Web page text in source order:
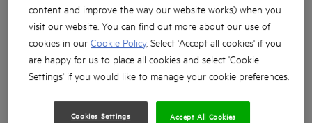
content and improve the way our website works) when you
visit our website. You can find out more about our use of
cookies in ourCookie Policy. Select 'Accept all cookies' if you
are happy for us to place all cookies and select 'Cookie
Settings' if you would like to manage your cookie preferences.
Cookies Settings Accept All Cookies